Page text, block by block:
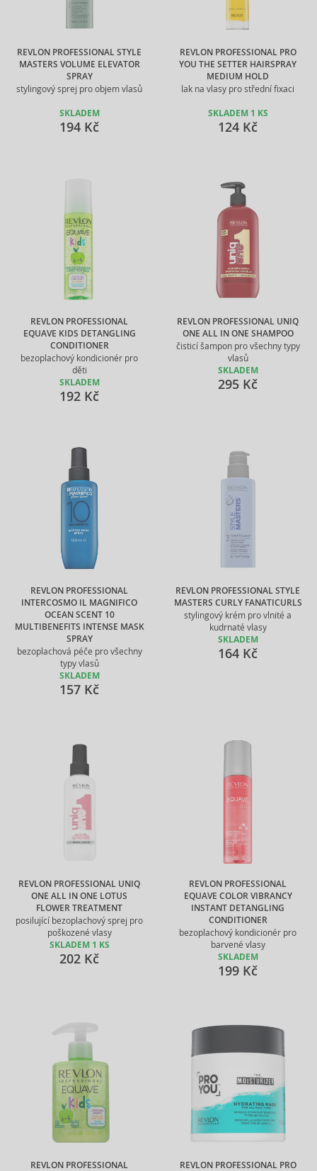
REVLON PROFESSIONAL STYLE
MASTERS VOLUME ELEVATOR
SPRAY
stylingový sprej pro objem vlasů
SKLADEM
194 Kč
REVLON PROFESSIONAL PRO
YOU THE SETTER HAIRSPRAY
MEDIUM HOLD
lak na vlasy pro střední fixaci
SKLADEM 1 KS
124 Kč
REVLON PROFESSIONAL
EQUAVE KIDS DETANGLING
CONDITIONER
bezoplachový kondicionér pro
děti
SKLADEM
192 Kč
REVLON PROFESSIONAL UNIQ
ONE ALL IN ONE SHAMPOO
čisticí šampon pro všechny typy
vlasů
SKLADEM
295 Kč
REVLON PROFESSIONAL
INTERCOSMO IL MAGNIFICO
OCEAN SCENT 10
MULTIBENEFITS INTENSE MASK
SPRAY
bezoplachová péče pro všechny
typy vlasů
SKLADEM
157 Kč
REVLON PROFESSIONAL STYLE
MASTERS CURLY FANATICURLS
stylingový krém pro vlnité a
kudrnaté vlasy
SKLADEM
164 Kč
REVLON PROFESSIONAL UNIQ
ONE ALL IN ONE LOTUS
FLOWER TREATMENT
posilující bezoplachový sprej pro
poškozené vlasy
SKLADEM 1 KS
202 Kč
REVLON PROFESSIONAL
EQUAVE COLOR VIBRANCY
INSTANT DETANGLING
CONDITIONER
bezoplachový kondicionér pro
barvené vlasy
SKLADEM
199 Kč
REVLON PROFESSIONAL REVLON PROFESSIONAL PRO